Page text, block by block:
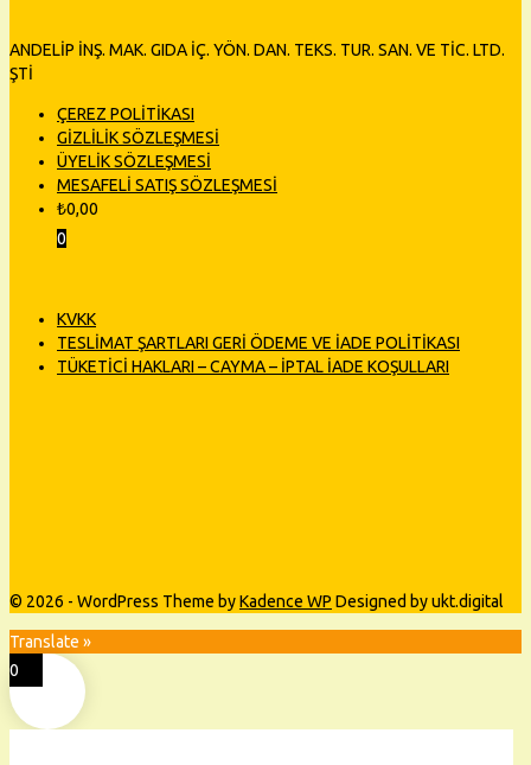
ANDELİP İNŞ. MAK. GIDA İÇ. YÖN. DAN. TEKS. TUR. SAN. VE TİC. LTD.
ŞTİ
ÇEREZ POLİTİKASI
GİZLİLİK SÖZLEŞMESİ
ÜYELİK SÖZLEŞMESİ
MESAFELİ SATIŞ SÖZLEŞMESİ
₺0,00
0
KVKK
TESLİMAT ŞARTLARI GERİ ÖDEME VE İADE POLİTİKASI
TÜKETİCİ HAKLARI – CAYMA – İPTAL İADE KOŞULLARI
© 2026 - WordPress Theme byKadence WP Designed by ukt.digital
Translate »
0